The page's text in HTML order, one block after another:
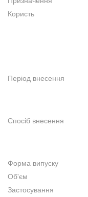
Користь
Період внесення
Спосіб внесення
Форма випуску
Об'єм
Застосування